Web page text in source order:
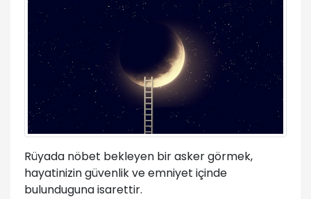
Rüyada nöbet bekleyen bir asker görmek,
hayatinizin güvenlik ve emniyet içinde
bulunduguna isarettir.